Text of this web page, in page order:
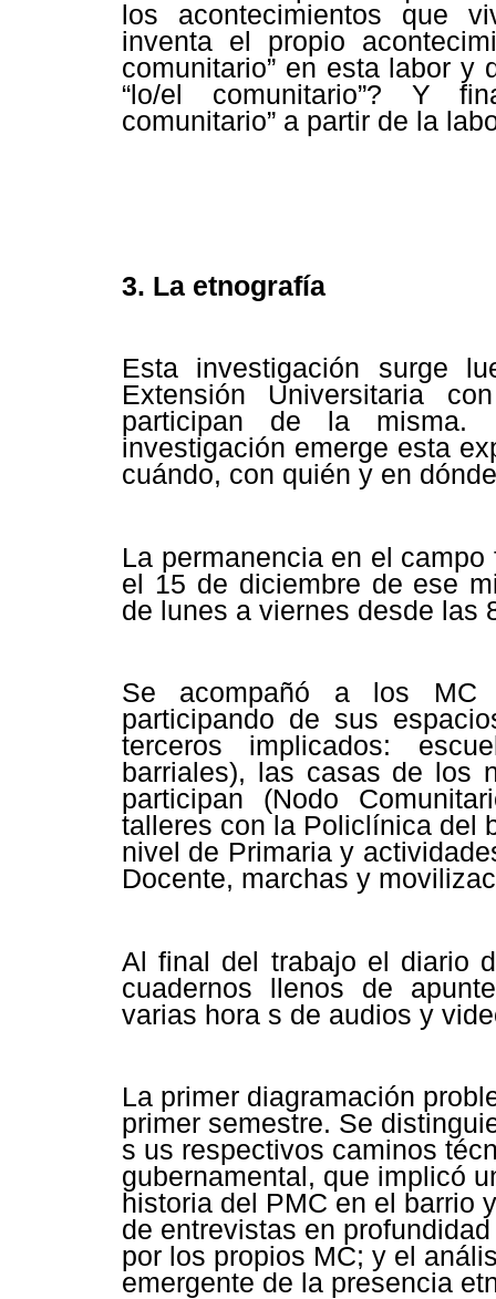
los acontecimientos que
inventa el propio
comunitario” en esta labor y
“lo/el comunitario”? Y
comunitario” a partir de la
3. La etnografía
Esta investigación surge
Extensión Universitaria
participan de la misma.
investigación emerge esta
cuándo, con quién y en
La permanencia en el
el 15 de diciembre de ese
de lunes a viernes desde las
Se acompañó a los MC
participando de sus
terceros implicados:
barriales), las casas de los
participan (Nodo
talleres con la Policlínica del
nivel de Primaria y
Docente, marchas y
Al final del trabajo el diario
cuadernos llenos de
varias hora s de audios y
La primer diagramación
primer semestre. Se
s us respectivos caminos
gubernamental, que implicó
historia del PMC en el barrio
de entrevistas en
por los propios MC; y el
emergente de la presencia